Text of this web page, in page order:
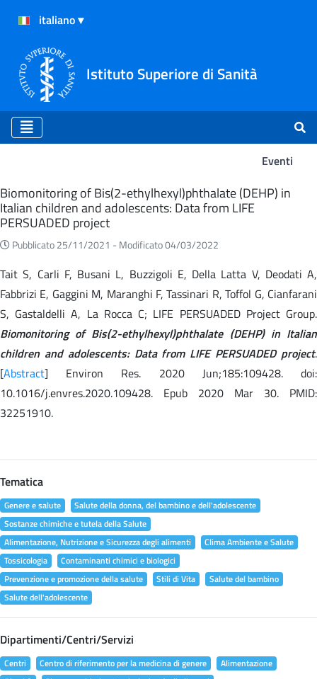
Istituto Superiore di Sanità
Eventi
Eventi
Biomonitoring of Bis(2-ethylhexyl)phthalate (DEHP) in
Italian children and adolescents: Data from LIFE
PERSUADED project
Pubblicato 25/11/2021 - Modificato 04/03/2022
Tait S, Carli F, Busani L, Buzzigoli E, Della Latta V, Deodati A,
Fabbrizi E, Gaggini M, Maranghi F, Tassinari R, Toffol G, Cianfarani
S, Gastaldelli A, La Rocca C; LIFE PERSUADED Project Group.
Biomonitoring of Bis(2-ethylhexyl)phthalate (DEHP) in Italian
children and adolescents: Data from LIFE PERSUADED project.
[Abstract] Environ Res. 2020 Jun;185:109428. doi:
10.1016/j.envres.2020.109428. Epub 2020 Mar 30. PMID:
32251910.
Tematica
Genere e salute
Salute della donna, del bambino e dell'adolescente
Sostanze chimiche e tutela della Salute
Alimentazione, Nutrizione e Sicurezza degli alimenti
Clima Ambiente e Salute
Tossicologia
Contaminanti chimici e biologici
Prevenzione e promozione della salute
Stili di Vita
Salute del bambino
Salute dell'adolescente
Dipartimenti/Centri/Servizi
Centri Centro di riferimento per la medicina di genere
Alimentazione